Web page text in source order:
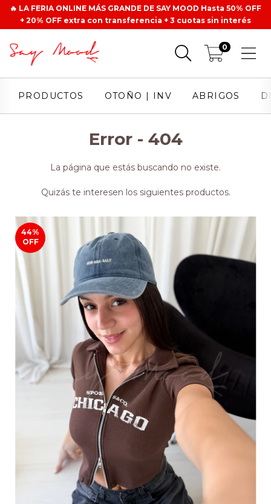
🔥 LA FERIA ONLINE MÁS GRANDE DE SAY MOOD Hasta 50% OFF
+ 20% OFF extra con transferencia + 3 cuotas sin interés
0
PRODUCTOS OTOÑO | INV ABRIGOS
Error - 404
La página que estás buscando no existe.
Quizás te interesen los siguientes productos.
44%
OFF